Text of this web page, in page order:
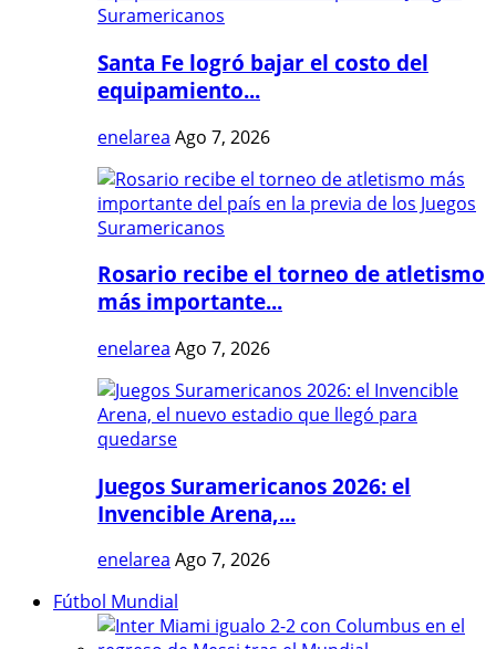
Santa Fe logró bajar el costo del
equipamiento...
enelarea Ago 7, 2026
Rosario recibe el torneo de atletismo
más importante...
enelarea Ago 7, 2026
Juegos Suramericanos 2026: el
Invencible Arena,...
enelarea Ago 7, 2026
Fútbol Mundial